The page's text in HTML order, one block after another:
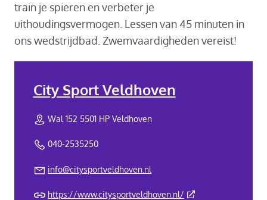
train je spieren en verbeter je
uithoudingsvermogen. Lessen van 45 minuten in
ons wedstrijdbad. Zwemvaardigheden vereist!
City Sport Veldhoven
Wal 152 5501 HP Veldhoven
040-2535250
info@citysportveldhoven.nl
https://www.citysportveldhoven.nl/ (Deze link gaat naar